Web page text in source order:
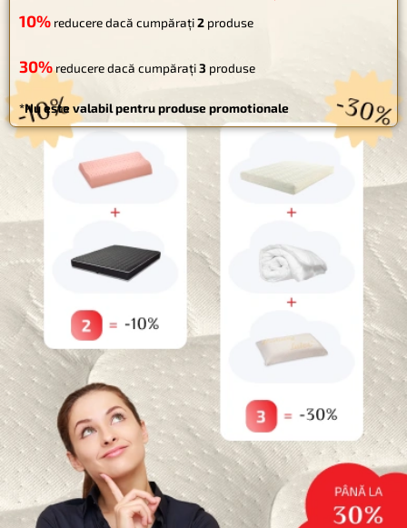
Email*
Website
Salvează-mi numele, emailul și site-ul web în acest navigator
pentru data viitoare când o să comentez.
Categorii
Paturi pentru animale de companie
Uncategorized
Reduceri
Saltele
PUTEȚI OBȚINE PÂNĂ LA 30%
REDUCERE!
CUMPĂRĂ MAI MULT - ECONOMISEȘTE MAI MULT
reducere dacă cumpărați produse
30% reducere dacă cumpărați
*Nu este valabil pentru produse promotionale